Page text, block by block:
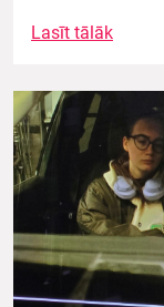
Lasīt tālāk